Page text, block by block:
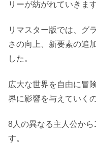
リーが紡がれていきます
リマスター版では、グ
さの向上、新要素の追
した。
広大な世界を自由に冒
界に影響を与えていくの
8人の異なる主人公か
す。